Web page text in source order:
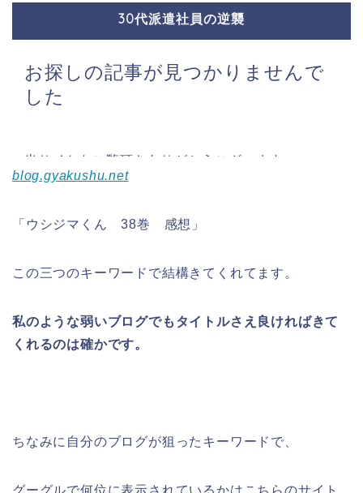
blog.gyakushu.net
「ウシジマくん 38巻 感想」
この三つのキーワードで結構きてくれてます。
私のような弱いブログでもタイトルさえ良ければきて
くれるのは確かです。
ちなみに自分のブログが狙ったキーワードで、